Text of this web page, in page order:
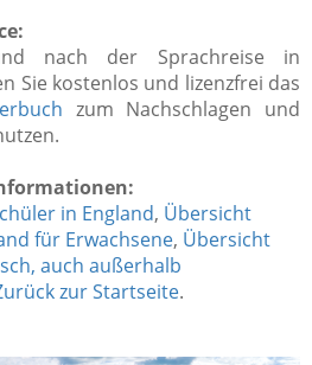
nach der Sprachreise in
Sie kostenlos und lizenzfrei das
zum Nachschlagen und
in England, Übersicht
für Erwachsene, Übersicht
auch außerhalb
zur Startseite.